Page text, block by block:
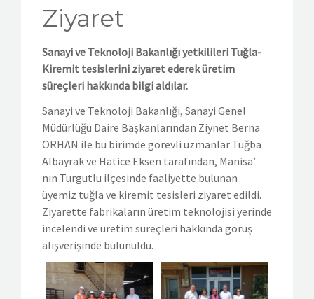
Ziyaret
Sanayi ve Teknoloji Bakanlığı yetkilileri Tuğla-
Kiremit tesislerini ziyaret ederek üretim
süreçleri hakkında bilgi aldılar.
Sanayi ve Teknoloji Bakanlığı, Sanayi Genel
Müdürlüğü Daire Başkanlarından Ziynet Berna
ORHAN ile bu birimde görevli uzmanlar Tuğba
Albayrak ve Hatice Eksen tarafından, Manisa’
nın Turgutlu ilçesinde faaliyette bulunan
üyemiz tuğla ve kiremit tesisleri ziyaret edildi.
Ziyarette fabrikaların üretim teknolojisi yerinde
incelendi ve üretim süreçleri hakkında görüş
alışverişinde bulunuldu.